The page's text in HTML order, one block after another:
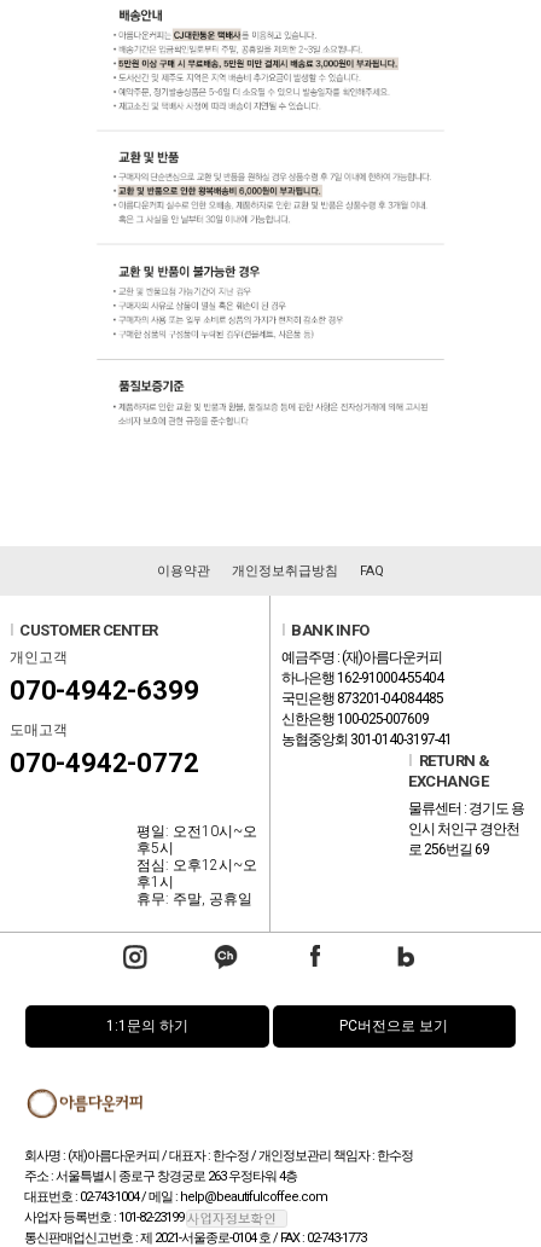
이용약관 개인정보취급방침 FAQ
CUSTOMER CENTER
개인고객
070-4942-6399
도매고객
070-4942-0772
평일: 오전10시~오
후5시
점심: 오후12시~오
후1시
휴무: 주말, 공휴일
BANK INFO
예금주명 : (재)아름다운커피
하나은행 162-910004-55404
국민은행 873201-04-084485
신한은행 100-025-007609
농협중앙회 301-0140-3197-41
RETURN &
EXCHANGE
물류센터 : 경기도 용
인시 처인구 경안천
로 256번길 69
1:1문의 하기 PC버전으로 보기
회사명 : (재)아름다운커피 / 대표자 : 한수정 / 개인정보관리 책임자 : 한수정
주소 : 서울특별시 종로구 창경궁로 263 우정타워 4층
대표번호 : 02-743-1004 / 메일 : help@beautifulcoffee.com
사업자 등록번호 : 101-82-23199
통신판매업신고번호 : 제 2021-서울종로-0104 호 / FAX : 02-743-1773